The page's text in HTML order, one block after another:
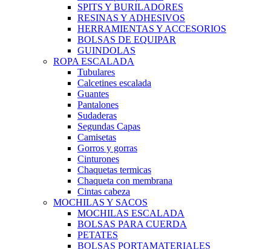
SPITS Y BURILADORES
RESINAS Y ADHESIVOS
HERRAMIENTAS Y ACCESORIOS
BOLSAS DE EQUIPAR
GUINDOLAS
ROPA ESCALADA
Tubulares
Calcetines escalada
Guantes
Pantalones
Sudaderas
Segundas Capas
Camisetas
Gorros y gorras
Cinturones
Chaquetas termicas
Chaqueta con membrana
Cintas cabeza
MOCHILAS Y SACOS
MOCHILAS ESCALADA
BOLSAS PARA CUERDA
PETATES
BOLSAS PORTAMATERIALES